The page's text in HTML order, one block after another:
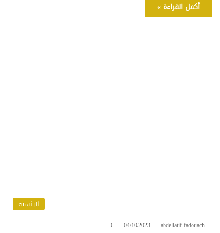
أكمل القراءة »
الرئسية
abdellatif fadouach
04/10/2023
0